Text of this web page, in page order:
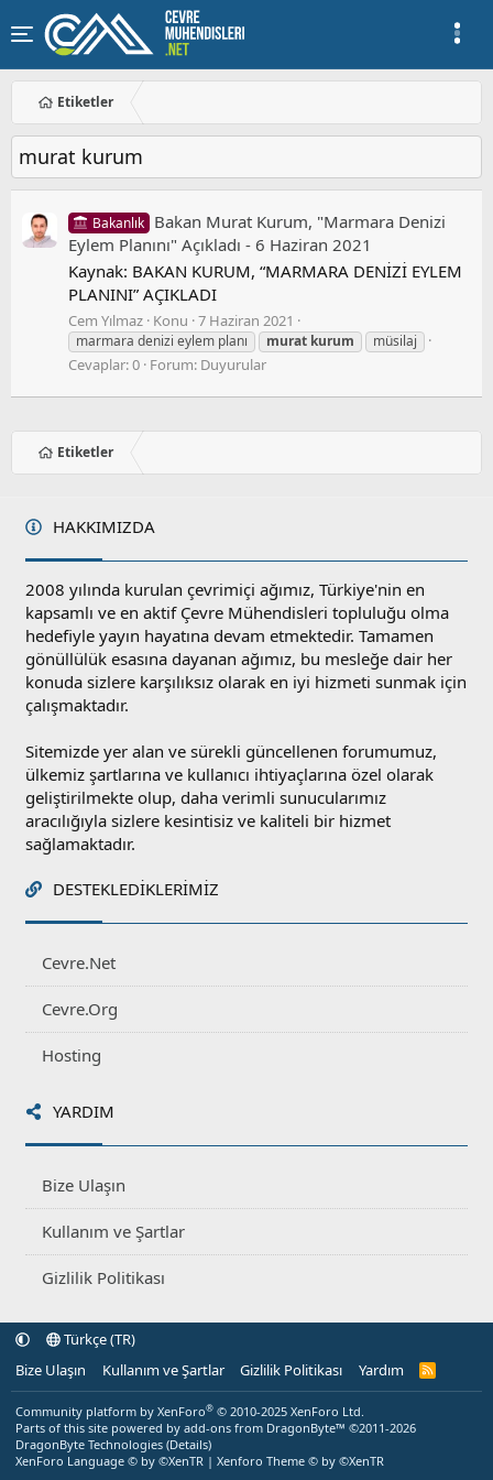
Etiketler
murat kurum
Bakanlık Bakan Murat Kurum, "Marmara Denizi
Eylem Planını" Açıkladı - 6 Haziran 2021
Kaynak: BAKAN KURUM, “MARMARA DENİZİ EYLEM
PLANINI” AÇIKLADI
Cem Yılmaz Konu 7 Haziran 2021
marmara denizi eylem planı murat kurum müsilaj
Cevaplar: 0 Forum: Duyurular
Etiketler
HAKKIMIZDA
2008 yılında kurulan çevrimiçi ağımız, Türkiye'nin en
kapsamlı ve en aktif Çevre Mühendisleri topluluğu olma
hedefiyle yayın hayatına devam etmektedir. Tamamen
gönüllülük esasına dayanan ağımız, bu mesleğe dair her
konuda sizlere karşılıksız olarak en iyi hizmeti sunmak için
çalışmaktadır.
Sitemizde yer alan ve sürekli güncellenen forumumuz,
ülkemiz şartlarına ve kullanıcı ihtiyaçlarına özel olarak
geliştirilmekte olup, daha verimli sunucularımız
aracılığıyla sizlere kesintisiz ve kaliteli bir hizmet
sağlamaktadır.
DESTEKLEDIKLERIMIZ
Cevre.Net
Cevre.Org
Hosting
YARDIM
Bize Ulaşın
Kullanım ve Şartlar
Gizlilik Politikası
Türkçe (TR)
Bize Ulaşın
Kullanım ve Şartlar Gizlilik Politikası Yardım
R
Community platform by XenForo® © 2010-2025 XenForo Ltd.
Parts of this site powered by add-ons from DragonByte™ ©2011-2026
DragonByte Technologies (Details)
XenForo Language © by ©XenTR | Xenforo Theme © by ©XenTR